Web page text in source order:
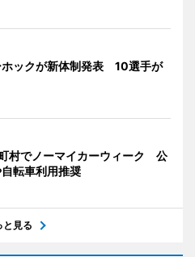
ホックが新体制発表 10選手が
村でノーマイカーウィーク 公
転車利用推奨
と見る